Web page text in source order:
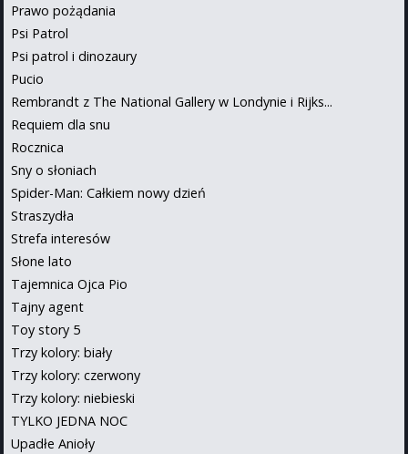
Prawo pożądania
Psi Patrol
Psi patrol i dinozaury
Pucio
Rembrandt z The National Gallery w Londynie i Rijks...
Requiem dla snu
Rocznica
Sny o słoniach
Spider-Man: Całkiem nowy dzień
Straszydła
Strefa interesów
Słone lato
Tajemnica Ojca Pio
Tajny agent
Toy story 5
Trzy kolory: biały
Trzy kolory: czerwony
Trzy kolory: niebieski
TYLKO JEDNA NOC
Upadłe Anioły